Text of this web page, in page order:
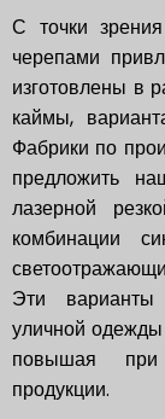
С точки
черепами
изготовлены в
каймы,
Фабрики по
предложить
лазерной
комбинации
Эти варианты
уличной одежды
повышая при
продукции.